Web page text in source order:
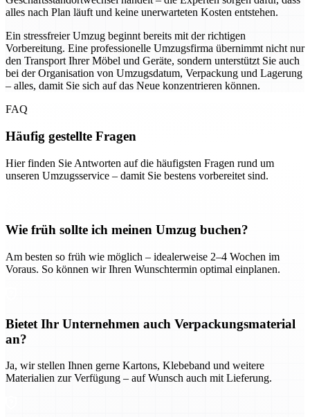
alles nach Plan läuft und keine unerwarteten Kosten entstehen.
Ein stressfreier Umzug beginnt bereits mit der richtigen
Vorbereitung. Eine professionelle Umzugsfirma übernimmt nicht nur
den Transport Ihrer Möbel und Geräte, sondern unterstützt Sie auch
bei der Organisation von Umzugsdatum, Verpackung und Lagerung
– alles, damit Sie sich auf das Neue konzentrieren können.
FAQ
Häufig gestellte Fragen
Hier finden Sie Antworten auf die häufigsten Fragen rund um
unseren Umzugsservice – damit Sie bestens vorbereitet sind.
Wie früh sollte ich meinen Umzug buchen?
Am besten so früh wie möglich – idealerweise 2–4 Wochen im
Voraus. So können wir Ihren Wunschtermin optimal einplanen.
Bietet Ihr Unternehmen auch Verpackungsmaterial
an?
Ja, wir stellen Ihnen gerne Kartons, Klebeband und weitere
Materialien zur Verfügung – auf Wunsch auch mit Lieferung.